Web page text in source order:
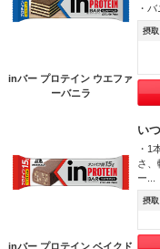
inバー プロテイン ウエファ
ーバニラ
・
摂取
inバー プロテイン ベイクド
い
・1
さ、
ー...
摂取